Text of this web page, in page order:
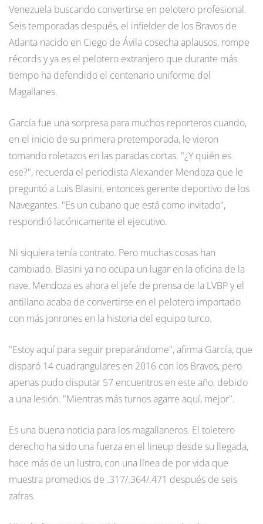
Venezuela buscando convertirse en pelotero profesional.
Seis temporadas después, el infielder de los Bravos de
Atlanta nacido en Ciego de Ávila cosecha aplausos, rompe
récords y ya es el pelotero extranjero que durante más
tiempo ha defendido el centenario uniforme del
Magallanes.
García fue una sorpresa para muchos reporteros cuando,
en el inicio de su primera pretemporada, le vieron
tomando roletazos en las paradas cortas. "¿Y quién es
ese?", recuerda el periodista Alexander Mendoza que le
preguntó a Luis Blasini, entonces gerente deportivo de los
Navegantes. "Es un cubano que está como invitado",
respondió lacónicamente el ejecutivo.
Ni siquiera tenía contrato. Pero muchas cosas han
cambiado. Blasini ya no ocupa un lugar en la oficina de la
nave, Mendoza es ahora el jefe de prensa de la LVBP y el
antillano acaba de convertirse en el pelotero importado
con más jonrones en la historia del equipo turco.
"Estoy aquí para seguir preparándome", afirma García, que
disparó 14 cuadrangulares en 2016 con los Bravos, pero
apenas pudo disputar 57 encuentros en este año, debido
a una lesión. "Mientras más turnos agarre aquí, mejor".
Es una buena noticia para los magallaneros. El toletero
derecho ha sido una fuerza en el lineup desde su llegada,
hace más de un lustro, con una línea de por vida que
muestra promedios de .317/.364/.471 después de seis
zafras.